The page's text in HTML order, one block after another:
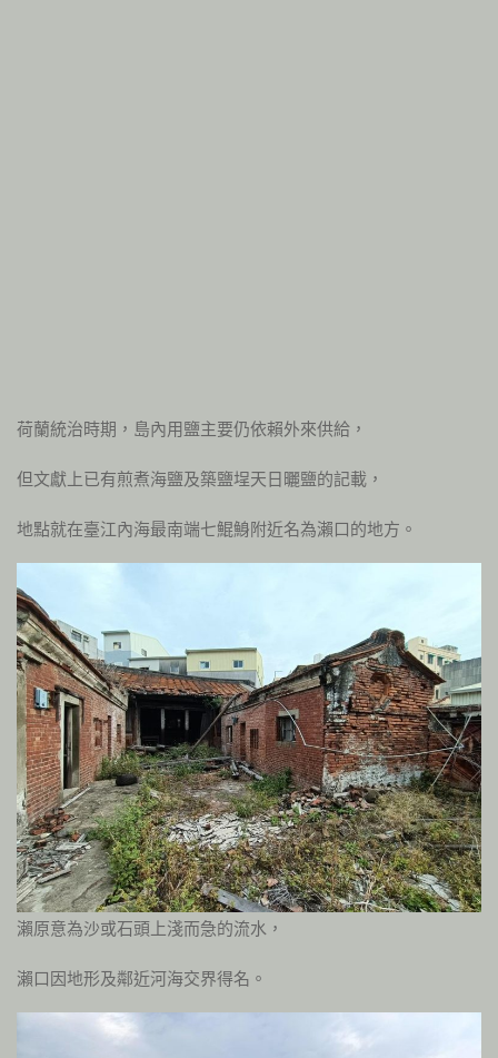
荷蘭統治時期，島內用鹽主要仍依賴外來供給，
但文獻上已有煎煮海鹽及築鹽埕天日曬鹽的記載，
地點就在臺江內海最南端七鯤鯓附近名為瀨口的地方。
瀨原意為沙或石頭上淺而急的流水，
瀨口因地形及鄰近河海交界得名。